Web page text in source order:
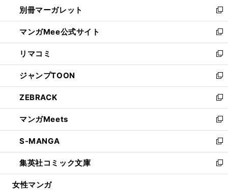
く
で
開
く
ィ
ン
ド
ウ
で
開
く
い
ウ
ィ
ン
ド
ウ
で
開
く
別冊マーガレット
新
し
い
ウ
ィ
ン
ド
ウ
で
開
く
マンガMee公式サイト
新
し
い
ウ
ィ
ン
ド
ウ
で
開
く
リマコミ
新
し
い
ウ
ィ
ン
ド
ウ
で
開
く
ジャンプTOON
新
し
い
ウ
ィ
ン
ド
ウ
で
開
ZEBRACK
新
し
い
ウ
ィ
ン
ド
ウ
マンガMeets
新
し
い
ウ
ィ
ン
S-MANGA
新
し
い
ウ
集英社コミック文庫
新
し
女性マンガ